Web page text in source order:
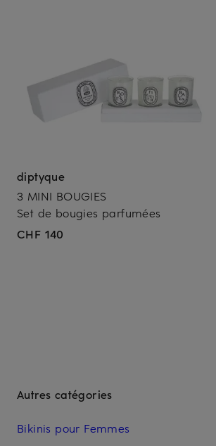
diptyque
3 MINI BOUGIES
Set de bougies parfumées
CHF 140
Autres catégories
Bikinis pour Femmes